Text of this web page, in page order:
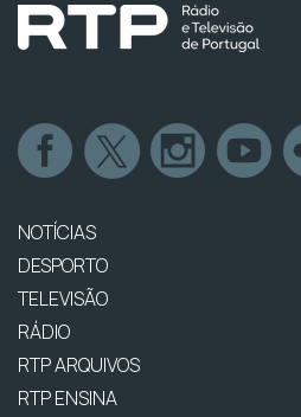
NOTÍCIAS
DESPORTO
TELEVISÃO
RÁDIO
RTP ARQUIVOS
RTP ENSINA